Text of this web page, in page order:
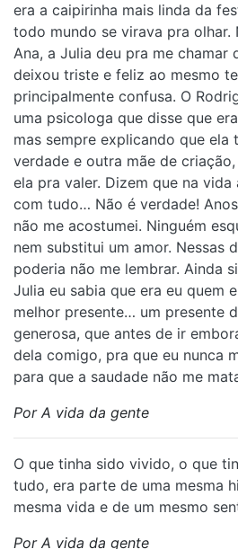
era a caipirinha mais linda da
todo mundo se virava pra olhar.
Ana, a Julia deu pra me chamar
deixou triste e feliz ao mesmo
principalmente confusa. O
uma psicologa que disse que
mas sempre explicando que ela
verdade e outra mãe de
ela pra valer. Dizem que na
com tudo… Não é verdade!
não me acostumei. Ninguém
nem substitui um amor. Nessas
poderia não me lembrar. Ainda
Julia eu sabia que era eu quem
melhor presente… um presente
generosa, que antes de ir
dela comigo, pra que eu nunca
para que a saudade não me
Por A vida da gente
O que tinha sido vivido, o que
tudo, era parte de uma mesma
mesma vida e de um mesmo
Por A vida da gente